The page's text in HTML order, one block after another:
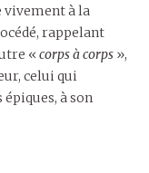
vivement à la
rappelant
« corps à corps »,
celui qui
épiques, à son